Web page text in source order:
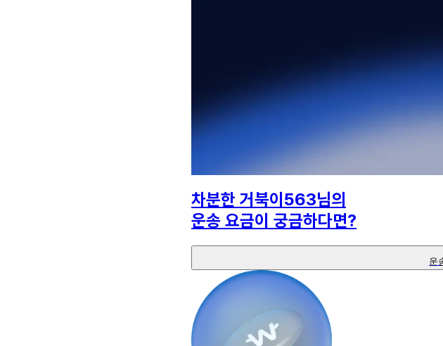
차분한 거북이563님의
운송 요금이 궁금하다면?
운